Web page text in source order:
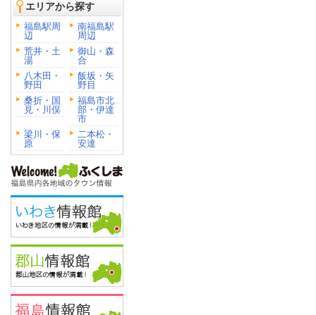
エリアから探す
福島駅周
辺
南福島駅
周辺
荒井・土
湯
御山・森
合
八木田・
野田
飯坂・矢
野目
桑折・国
見・川俣
福島市北
部・伊達
市
梁川・保
原
二本松・
安達